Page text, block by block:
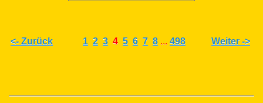
<- Zurück 1 2 3 4 5 6 7 8 ... 498 Weiter ->